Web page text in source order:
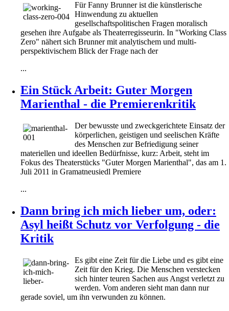
Für Fanny Brunner ist die künstlerische
Hinwendung zu aktuellen
gesellschaftspolitischen Fragen moralisch
gesehen ihre Aufgabe als Theaterregisseurin. In "Working Class
Zero" nähert sich Brunner mit analytischem und multi-
perspektivischem Blick der Frage nach der
...
Ein Stück Arbeit: Guter Morgen
Marienthal - die Premierenkritik
Der bewusste und zweckgerichtete Einsatz der
körperlichen, geistigen und seelischen Kräfte
des Menschen zur Befriedigung seiner
materiellen und ideellen Bedürfnisse, kurz: Arbeit, steht im
Fokus des Theaterstücks "Guter Morgen Marienthal", das am 1.
Juli 2011 in Gramatneusiedl Premiere
...
Dann bring ich mich lieber um, oder:
Asyl heißt Schutz vor Verfolgung - die
Kritik
Es gibt eine Zeit für die Liebe und es gibt eine
Zeit für den Krieg. Die Menschen verstecken
sich hinter teuren Sachen aus Angst verletzt zu
werden. Vom anderen sieht man dann nur
gerade soviel, um ihn verwunden zu können.